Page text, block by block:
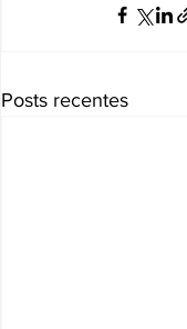
Posts recentes